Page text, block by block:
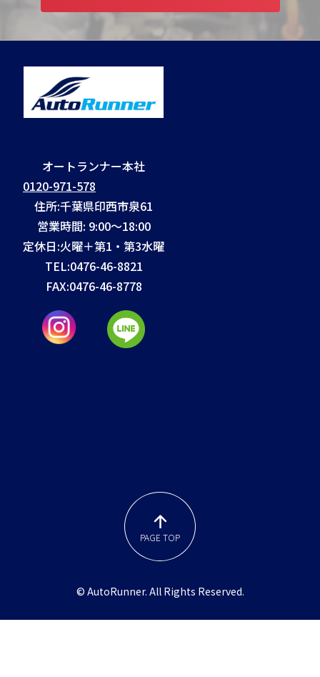
オートランナー本社
0120-971-578
住所:千葉県印西市泉61
営業時間: 9:00～18:00
定休日:火曜＋第1・第3水曜
TEL:0476-46-8821
FAX:0476-46-8778
PAGE TOP
© AutoRunner. All Rights Reserved.